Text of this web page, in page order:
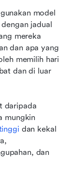
model
jadual
mereka
dan apa yang
memilih hari
dan di luar
daripada
dan kekal
dan